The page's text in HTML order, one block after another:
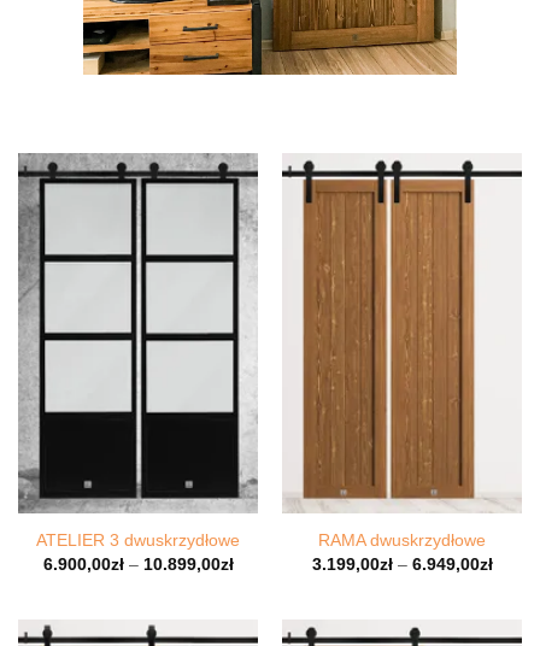
ATELIER 3 dwuskrzydłowe
6.900,00zł– 10.899,00zł
RAMA dwuskrzydłowe
3.199,00zł– 6.949,00zł